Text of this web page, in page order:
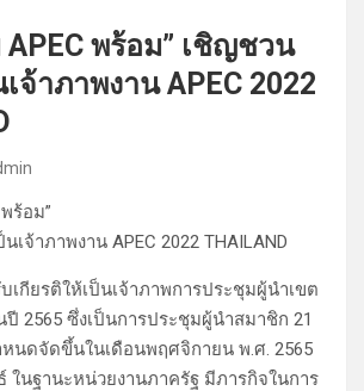
APEC พร้อม” เชิญชวน
จ้าภาพงาน APEC 2022
ร้อม”
จ้าภาพงาน APEC 2022 THAILAND
เกียรติให้เป็นเจ้าภาพการประชุมผู้นำเขต
ปี 2565 ซึ่งเป็นการประชุมผู้นำสมาชิก 21
หนดจัดขึ้นในเดือนพฤศจิกายน พ.ศ. 2565
ในฐานะหน่วยงานภาครัฐ มีภารกิจในการ